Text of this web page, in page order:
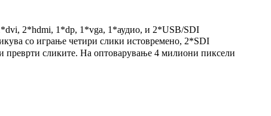
2*hdmi, 1*dp, 1*vga, 1*аудио, и 2*USB/SDI
со играње четири слики истовремено, 2*SDI
преврти сликите. На оптоварување 4 милиони пиксели